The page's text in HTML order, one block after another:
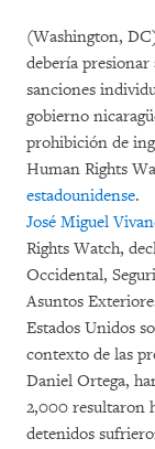
(Washington,
debería
sanciones
gobierno
prohibición de
Human Rights
estadounidense.
José Miguel
Rights Watch,
Occidental,
Asuntos
Estados Unidos
contexto de las
Daniel Ortega,
2,000 resultaron
detenidos